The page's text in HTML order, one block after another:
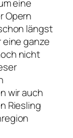
eine
Opern
längst
ganze
nicht
wir auch
Riesling